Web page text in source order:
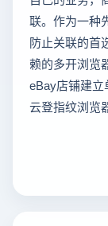
联。作为一种
防止关联的首
赖的多开浏览
eBay店铺建
云登指纹浏览